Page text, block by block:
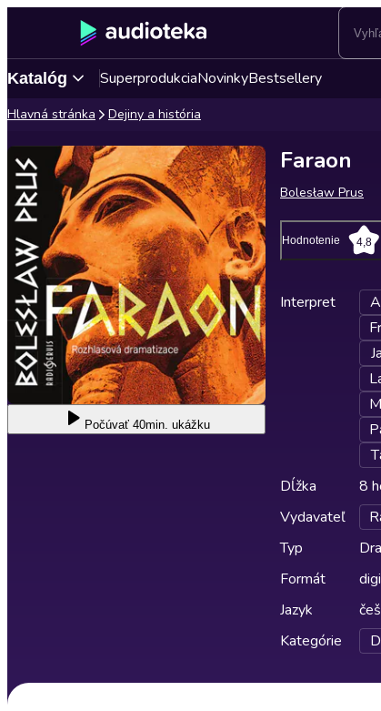
Katalóg SuperprodukciaNovinkyBestsellery
Hlavná stránka Dejiny a história
Počúvať 40min. ukážku
Faraon
Bolesław Prus
Hodnotenie 4,8
Interpret
Dĺžka
8
Vydavateľ
Typ
Formát
Jazyk
Kategórie